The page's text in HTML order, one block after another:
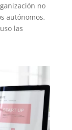
no
autónomos.
las